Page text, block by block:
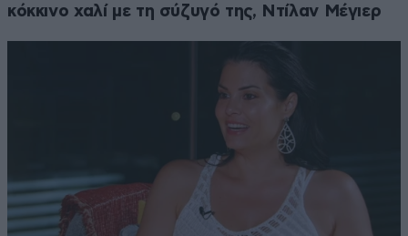
κόκκινο χαλί με τη σύζυγό της, Ντίλαν Μέγιερ